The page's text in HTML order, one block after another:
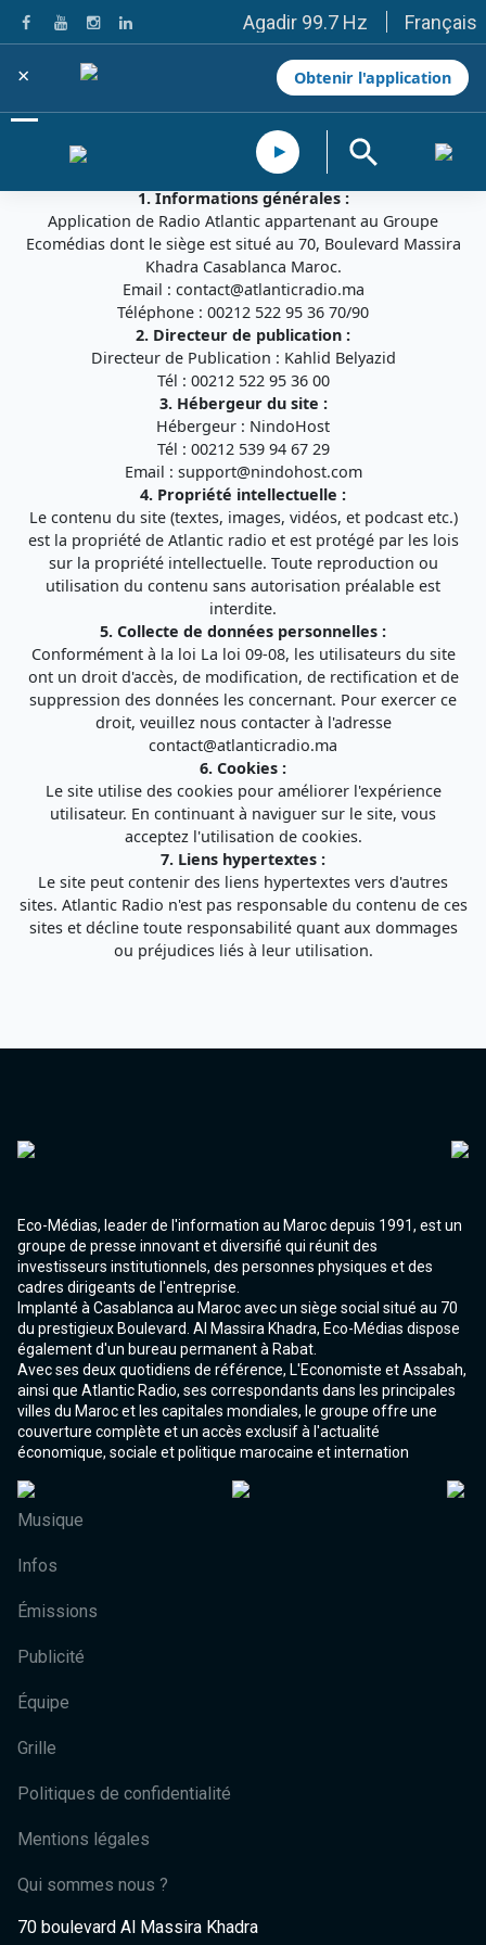
Agadir 99.7 Hz
Tanger 103.3 Hz
Tétouan 87.8 Hz
Fès 98.8 Hz
Meknès 97.2 Hz
El Jadida 97.3
Settat 104,6
Essaouira 96.6
Safi 92.3
Taza 103.0
Taounate 95.6
Tiznit 103.1
SkhourRhamna 92.2
Taroudant 104.9
Guelmim 91.9
Tan-Tan 95.2
Tafraout 104.9
Casablanca 92.5 Hz
Rabat, Salé 106.9 Hz
Marrakech 90.5 Hz
Agadir 99.7 Hz
Tanger 103.3 Hz
Tétouan 87.8 Hz
Fès 98.8 Hz
Meknès 97.2 Hz
El Jadida 97.3
Settat 104,6
Chefchaouen 106.4
Essaouira 96.6
Safi 92.3
Taza 103.0
Taounate 95.6
Tiznit 103.1
SkhourRhamna 92.2
Taroudant 104.9
Guelmim 91.9
Tan-Tan 95.2
Tafraout 104.9
Français
× Obtenir l'application
Mentions légales
1. Informations générales :
Application de Radio Atlantic appartenant au Groupe
Ecomédias dont le siège est situé au 70, Boulevard Massira
Khadra Casablanca Maroc.
Email : contact@atlanticradio.ma
Téléphone : 00212 522 95 36 70/90
2. Directeur de publication :
Directeur de Publication : Kahlid Belyazid
Tél : 00212 522 95 36 00
3. Hébergeur du site :
Hébergeur : NindoHost
Tél : 00212 539 94 67 29
Email : support@nindohost.com
4. Propriété intellectuelle :
Le contenu du site (textes, images, vidéos, et podcast etc.)
est la propriété de Atlantic radio et est protégé par les lois
sur la propriété intellectuelle. Toute reproduction ou
utilisation du contenu sans autorisation préalable est
interdite.
5. Collecte de données personnelles :
Conformément à la loi La loi 09-08, les utilisateurs du site
ont un droit d'accès, de modification, de rectification et de
suppression des données les concernant. Pour exercer ce
droit, veuillez nous contacter à l'adresse
contact@atlanticradio.ma
6. Cookies :
Le site utilise des cookies pour améliorer l'expérience
utilisateur. En continuant à naviguer sur le site, vous
acceptez l'utilisation de cookies.
7. Liens hypertextes :
Le site peut contenir des liens hypertextes vers d'autres
sites. Atlantic Radio n'est pas responsable du contenu de ces
sites et décline toute responsabilité quant aux dommages
ou préjudices liés à leur utilisation.
Eco-Médias, leader de l'information au Maroc depuis 1991, est un
groupe de presse innovant et diversifié qui réunit des
investisseurs institutionnels, des personnes physiques et des
cadres dirigeants de l'entreprise.
Implanté à Casablanca au Maroc avec un siège social situé au 70
du prestigieux Boulevard. Al Massira Khadra, Eco-Médias dispose
également d'un bureau permanent à Rabat.
Avec ses deux quotidiens de référence, L'Economiste et Assabah,
ainsi que Atlantic Radio, ses correspondants dans les principales
villes du Maroc et les capitales mondiales, le groupe offre une
couverture complète et un accès exclusif à l'actualité
économique, sociale et politique marocaine et internation
Musique
Infos
Émissions
Publicité
Équipe
Grille
Politiques de confidentialité
Mentions légales
Qui sommes nous ?
70 boulevard Al Massira Khadra